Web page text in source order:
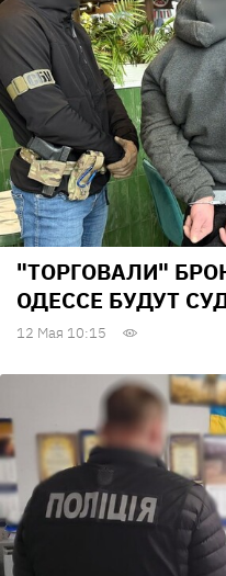
"ТОРГОВАЛИ"
ОДЕССЕ БУДУТ
12 Мая 10:15